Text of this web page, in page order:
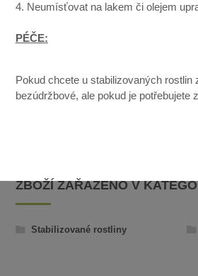
4. Neumísťovat na lakem či olejem
PÉČE:
Pokud chcete u stabilizovaných rostlin
bezúdržbové, ale pokud je
ZBOŽÍ ZAŘAZENO V
Stabilizované rostliny